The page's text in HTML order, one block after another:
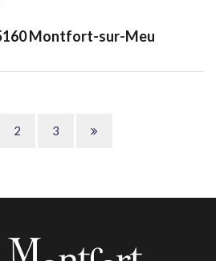
Montfort-sur-Meu
2 3
Page